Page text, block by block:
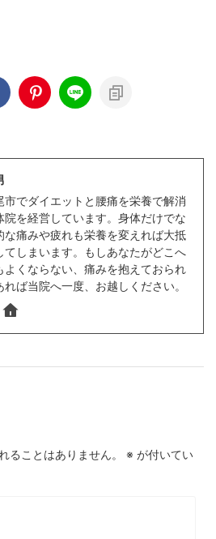
市でダイエットと腰痛を栄養で解消
院を経営しています。身体だけでな
な痛みや疲れも栄養を変えれば大抵
てしまいます。もしあなたがどこへ
よくならない、痛みを抱えておられ
れば当院へ一度、お越しください。
ることはありません。 ※ が付いてい